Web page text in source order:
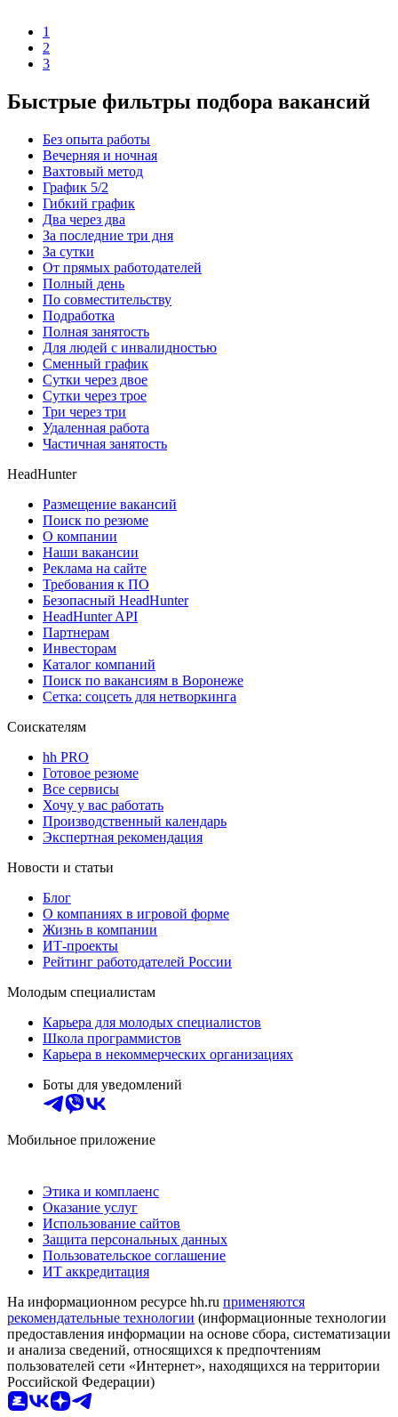
1
2
3
Быстрые фильтры подбора вакансий
Без опыта работы
Вечерняя и ночная
Вахтовый метод
График 5/2
Гибкий график
Два через два
За последние три дня
За сутки
От прямых работодателей
Полный день
По совместительству
Подработка
Полная занятость
Для людей с инвалидностью
Сменный график
Сутки через двое
Сутки через трое
Три через три
Удаленная работа
Частичная занятость
HeadHunter
Размещение вакансий
Поиск по резюме
О компании
Наши вакансии
Реклама на сайте
Требования к ПО
Безопасный HeadHunter
HeadHunter API
Партнерам
Инвесторам
Каталог компаний
Поиск по вакансиям в Воронеже
Сетка: соцсеть для нетворкинга
Соискателям
hh PRO
Готовое резюме
Все сервисы
Хочу у вас работать
Производственный календарь
Экспертная рекомендация
Новости и статьи
Блог
О компаниях в игровой форме
Жизнь в компании
ИТ-проекты
Рейтинг работодателей России
Молодым специалистам
Карьера для молодых специалистов
Школа программистов
Карьера в некоммерческих организациях
Боты для уведомлений
Мобильное приложение
Этика и комплаенс
Оказание услуг
Использование сайтов
Защита персональных данных
Пользовательское соглашение
ИТ аккредитация
На информационном ресурсе hh.ru применяются
рекомендательные технологии (информационные технологии
предоставления информации на основе сбора, систематизации
и анализа сведений, относящихся к предпочтениям
пользователей сети «Интернет», находящихся на территории
Российской Федерации)